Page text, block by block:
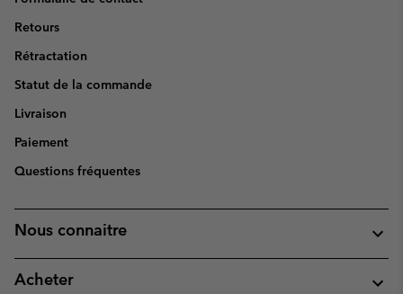
Retours
Rétractation
Statut de la commande
Livraison
Paiement
Questions fréquentes
Nous connaitre
Acheter